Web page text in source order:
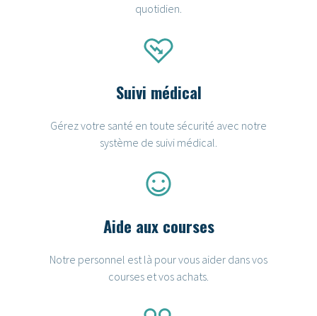
quotidien.
Suivi médical
Gérez votre santé en toute sécurité avec notre
système de suivi médical.
Aide aux courses
Notre personnel est là pour vous aider dans vos
courses et vos achats.